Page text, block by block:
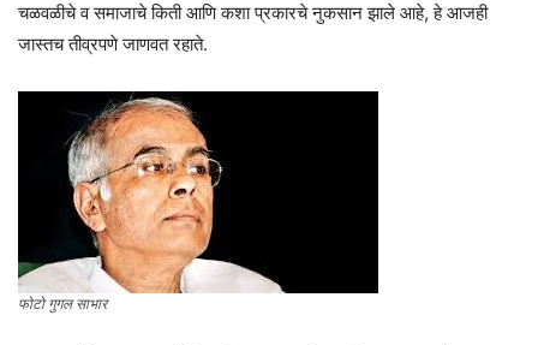
चळवळीचे व समाजाचे किती आणि कशा प्रकारचे नुकसान झाले आहे, हे आजही
जास्तच तीव्रपणे जाणवत रहाते.
फोटो गुगल साभार